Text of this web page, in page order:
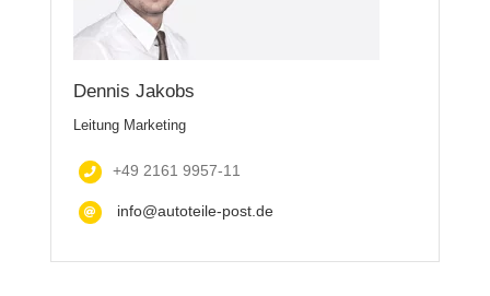
Dennis Jakobs
Leitung Marketing
+49 2161 9957-11
info@autoteile-post.de